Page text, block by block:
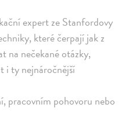
expert ze Stanfordovy
které čerpají jak z
na nečekané otázky,
i ty nejnáročnější
pracovním pohovoru nebo